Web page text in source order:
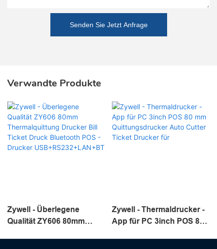
Senden Sie Jetzt Anfrage
Verwandte Produkte
Zywell - Überlegene
Qualität ZY606 80mm
Zywell - Thermaldrucker -
App für PC 3inch POS 80